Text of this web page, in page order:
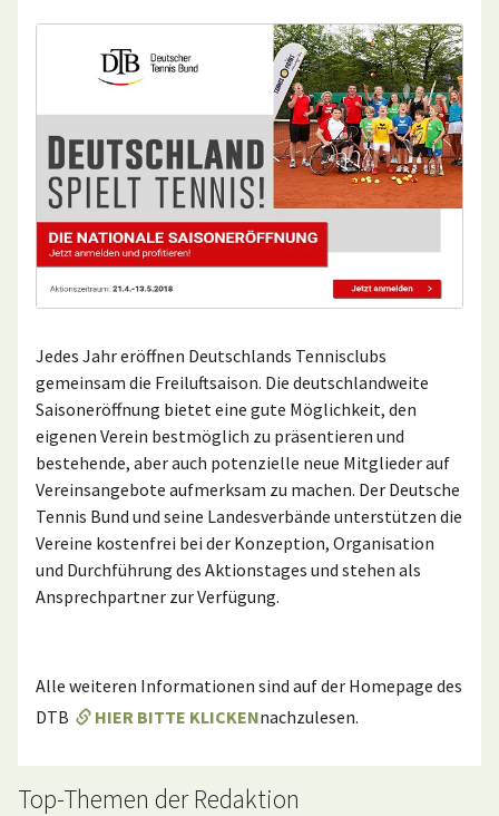
Jedes Jahr eröffnen Deutschlands Tennisclubs
gemeinsam die Freiluftsaison. Die deutschlandweite
Saisoneröffnung bietet eine gute Möglichkeit, den
eigenen Verein bestmöglich zu präsentieren und
bestehende, aber auch potenzielle neue Mitglieder auf
Vereinsangebote aufmerksam zu machen. Der Deutsche
Tennis Bund und seine Landesverbände unterstützen die
Vereine kostenfrei bei der Konzeption, Organisation
und Durchführung des Aktionstages und stehen als
Ansprechpartner zur Verfügung.
Alle weiteren Informationen sind auf der Homepage des
DTB
HIER BITTE KLICKENnachzulesen.
Top-Themen der Redaktion